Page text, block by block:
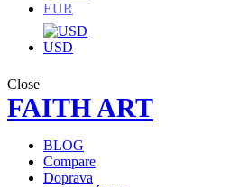
EUR
USD
Close
FAITH ART
BLOG
Compare
Doprava